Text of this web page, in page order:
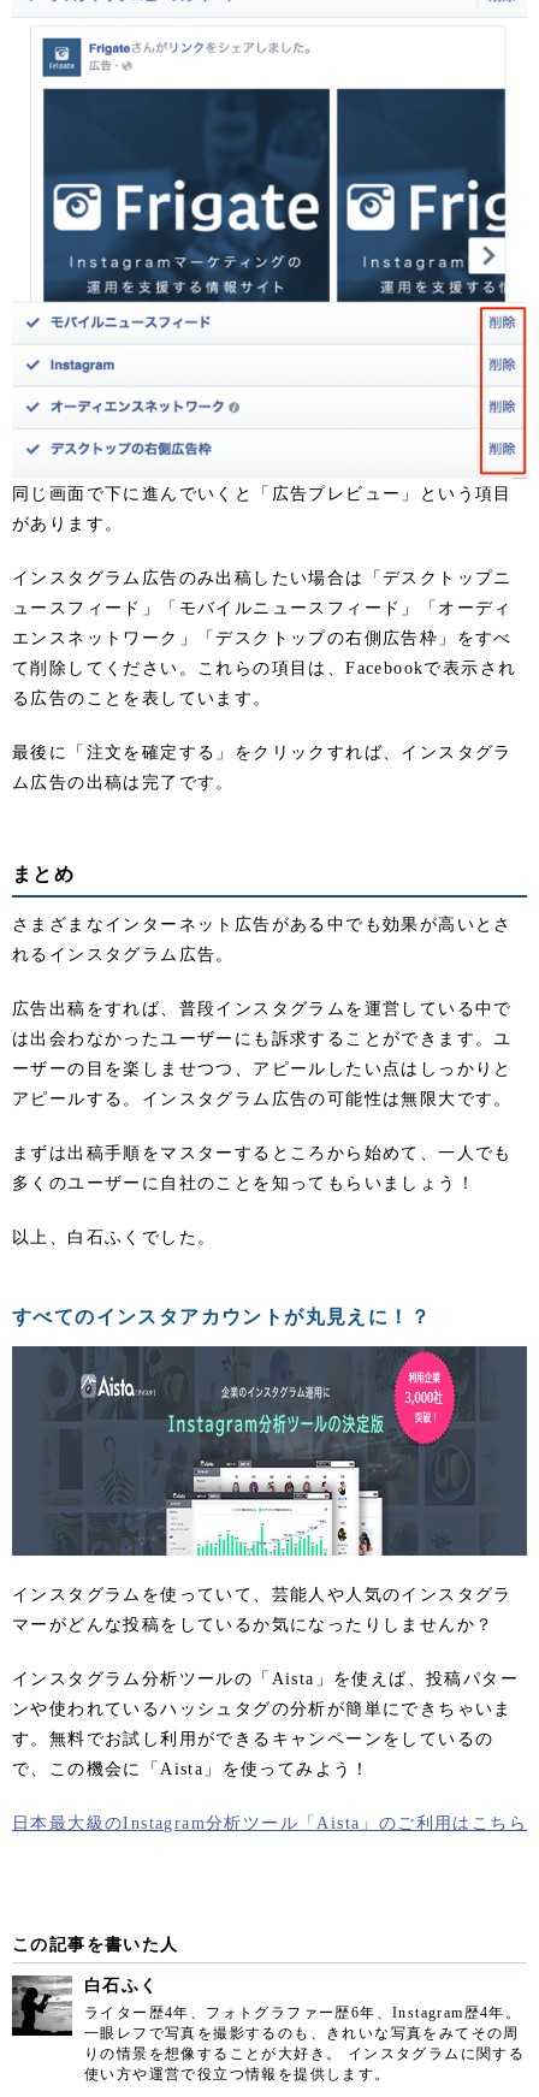
同じ画面で下に進んでいくと「広告プレビュー」という項目
があります。
インスタグラム広告のみ出稿したい場合は「デスクトップニ
ュースフィード」「モバイルニュースフィード」「オーディ
エンスネットワーク」「デスクトップの右側広告枠」をすべ
て削除してください。これらの項目は、Facebookで表示され
る広告のことを表しています。
最後に「注文を確定する」をクリックすれば、インスタグラ
ム広告の出稿は完了です。
まとめ
さまざまなインターネット広告がある中でも効果が高いとさ
れるインスタグラム広告。
広告出稿をすれば、普段インスタグラムを運営している中で
は出会わなかったユーザーにも訴求することができます。ユ
ーザーの目を楽しませつつ、アピールしたい点はしっかりと
アピールする。インスタグラム広告の可能性は無限大です。
まずは出稿手順をマスターするところから始めて、一人でも
多くのユーザーに自社のことを知ってもらいましょう！
以上、白石ふくでした。
すべてのインスタアカウントが丸見えに！？
インスタグラムを使っていて、芸能人や人気のインスタグラ
マーがどんな投稿をしているか気になったりしませんか？
インスタグラム分析ツールの「Aista」を使えば、投稿パター
ンや使われているハッシュタグの分析が簡単にできちゃいま
す。無料でお試し利用ができるキャンペーンをしているの
で、この機会に「Aista」を使ってみよう！
日本最大級のInstagram分析ツール「Aista」のご利用はこちら
この記事を書いた人
白石ふく
ライター歴4年、フォトグラファー歴6年、Instagram歴4年。
一眼レフで写真を撮影するのも、きれいな写真をみてその周
りの情景を想像することが大好き。 インスタグラムに関する
使い方や運営で役立つ情報を提供します。